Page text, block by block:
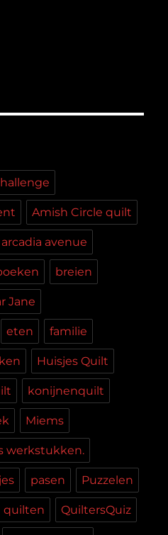
Amish Circle quilt
arcadia avenue
breien
Jane
eten familie
Huisjes Quilt
konijnenquilt
Miems
werkstukken.
pasen Puzzelen
quilten QuiltersQuiz